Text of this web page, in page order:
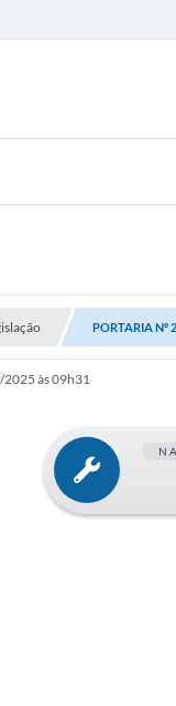
PORTARIA Nº
às 09h31